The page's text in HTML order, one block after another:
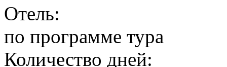
Отель:
по программе тура
Количество дней: